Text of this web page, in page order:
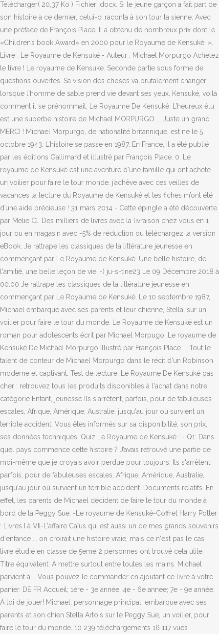
Télécharger( 20,37 Ko ) Fichier .docx. Si le jeune garçon a fait part de
son histoire à ce dernier, celui-ci raconta à son tour la sienne. Avec
une préface de François Place. Il a obtenu de nombreux prix dont le
«Children’s book Award» en 2000 pour le Royaume de Kensuké. ».
Livre : Le Royaume de Kensuké - Auteur : Michael Morpurgo Achetez
le livre ! Le royaume de Kensuke. Seconde partie sous forme de
questions ouvertes. Sa vision des choses va brutalement changer
lorsque l'homme de sable prend vie devant ses yeux. Kensuké, voilà
comment il se prénommait. Le Royaume De Kensuké. L’heureux élu
est une superbe histoire de Michael MORPURGO ... Juste un grand
MERCI ! Michael Morpurgo, de nationalité britannique, est né le 5
octobre 1943. L’histoire se passe en 1987. En France, il a été publié
par les éditions Gallimard et illustré par François Place. 0. Le
royaume de Kensuké est une aventure d'une famille qui ont acheté
un voilier pour faire le tour monde. j’achève avec ces veilles de
vacances la lecture du Royaume de Kensuké et tes fiches m’ont été
d’une aide précieuse ! 31 mars 2014 - Cette épingle a été découverte
par Melie Cl. Des milliers de livres avec la livraison chez vous en 1
jour ou en magasin avec -5% de réduction ou téléchargez la version
eBook. Je rattrape les classiques de la littérature jeunesse en
commençant par Le Royaume de Kensuké. Une belle histoire, de
l'amitié, une belle leçon de vie :-) ju-s-tine23 Le 09 Décembre 2018 à
00:00 Je rattrape les classiques de la littérature jeunesse en
commençant par Le Royaume de Kensuké. Le 10 septembre 1987,
Michael embarque avec ses parents et leur chienne, Stella, sur un
voilier pour faire le tour du monde. Le Royaume de Kensuké est un
roman pour adolescents écrit par Michael Morpugo. Le royaume de
Kensuké De Michael Morpurgo Illustré par François Place ... Tout le
talent de conteur de Michael Morpurgo dans le récit d'un Robinson
moderne et captivant. Test de lecture. Le Royaume De Kensuké pas
cher : retrouvez tous les produits disponibles à l'achat dans notre
catégorie Enfant, jeunesse Ils s'arrêtent, parfois, pour de fabuleuses
escales, Afrique, Amérique, Australie, jusqu'au jour où survient un
terrible accident. Vous êtes informés sur sa disponibilité, son prix,
ses données techniques. Quiz Le Royaume de Kensuké : - Q1: Dans
quel pays commence cette histoire ? J’avais retrouvé une partie de
moi-même que je croyais avoir perdue pour toujours. Ils s'arrêtent,
parfois, pour de fabuleuses escales, Afrique, Amérique, Australie,
jusqu'au jour où survient un terrible accident. Documents relatifs. En
effet, les parents de Michael décident de faire le tour du monde à
bord de la Peggy Sue. -Le royaume de Kensuké-Coffret Harry Potter
: Livres I à VII-L'affaire Caïus qui est aussi un de mes grands souvenirs
d'enfance ... on croirait une histoire vraie, mais ce n'est pas le cas,
livre étudié en classe de 5eme 2 personnes ont trouvé cela utile.
Titre équivalent. À mettre surtout entre toutes les mains. Michael
parvient à … Vous pouvez le commander en ajoutant ce livre à votre
panier. DE FR Accueil; 1ère - 3e année; 4e - 6e année; 7e - 9e année;
À toi de jouer! Michael, personnage principal, embarque avec ses
parents et son chien Stella Artois sur le Peggy Sue, un voilier, pour
faire le tour du monde. 10 239 téléchargements 16 117 vues